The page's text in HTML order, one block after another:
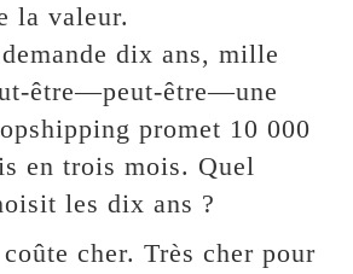
la valeur.
dix ans, mille
être—peut-être—une
promet 10 000
en trois mois. Quel
les dix ans ?
cher. Très cher pour